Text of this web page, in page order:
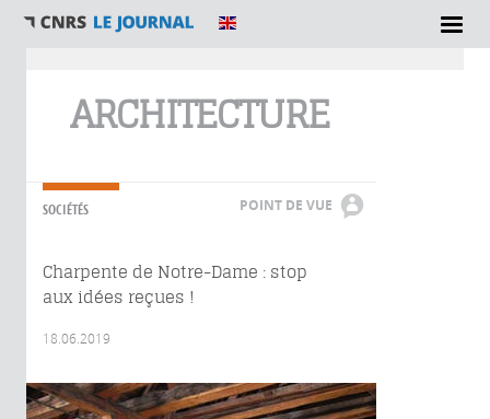
ARCHITECTURE
SOCIÉTÉS POINT DE VUE
Charpente de Notre-Dame : stop
aux idées reçues !
18.06.2019